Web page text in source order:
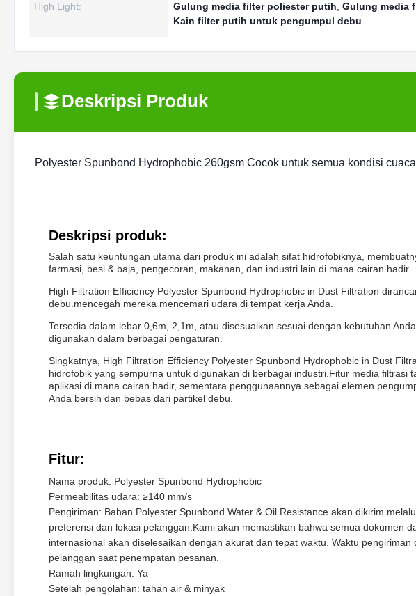
High Light: Gulung media filter poliester putih Gulung media
Kain filter putih untuk pengumpul debu
Deskripsi Produk
Polyester Spunbond Hydrophobic 260gsm Cocok untuk semua kondisi cuaca
Deskripsi produk:
Salah satu keuntungan utama dari produk ini adalah sifat hidrofobiknya,
farmasi, besi & baja, pengecoran, makanan, dan industri lain di mana cairan hadir.
High Filtration Efficiency Polyester Spunbond Hydrophobic in Dust Filtration
debu.mencegah mereka mencemari udara di tempat kerja Anda.
Tersedia dalam lebar 0,6m, 2,1m, atau disesuaikan sesuai dengan kebutuhan
digunakan dalam berbagai pengaturan.
Singkatnya, High Filtration Efficiency Polyester Spunbond Hydrophobic in Dust
hidrofobik yang sempurna untuk digunakan di berbagai industri.Fitur media filtrasi
aplikasi di mana cairan hadir, sementara penggunaannya sebagai elemen
Anda bersih dan bebas dari partikel debu.
Fitur:
Nama produk: Polyester Spunbond Hydrophobic
Permeabilitas udara: ≥140 mm/s
Pengiriman: Bahan Polyester Spunbond Water & Oil Resistance akan dikirim
preferensi dan lokasi pelanggan.Kami akan memastikan bahwa semua dokumen
internasional akan diselesaikan dengan akurat dan tepat waktu. Waktu
pelanggan saat penempatan pesanan.
Ramah lingkungan: Ya
Setelah pengolahan: tahan air & minyak